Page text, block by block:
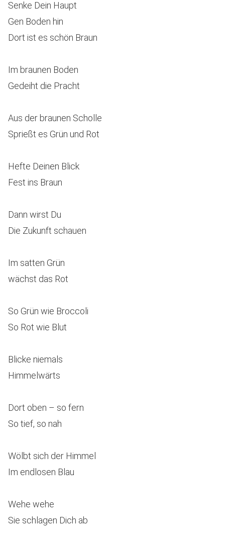
Senke Dein Haupt
Gen Boden hin
Dort ist es schön Braun
Im braunen Boden
Gedeiht die Pracht
Aus der braunen Scholle
Sprießt es Grün und Rot
Hefte Deinen Blick
Fest ins Braun
Dann wirst Du
Die Zukunft schauen
Im satten Grün
wächst das Rot
So Grün wie Broccoli
So Rot wie Blut
Blicke niemals
Himmelwärts
Dort oben – so fern
So tief, so nah
Wölbt sich der Himmel
Im endlosen Blau
Wehe wehe
Sie schlagen Dich ab